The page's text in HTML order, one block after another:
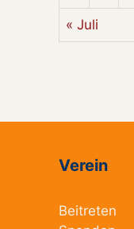
« Juli
Verein
Beitreten